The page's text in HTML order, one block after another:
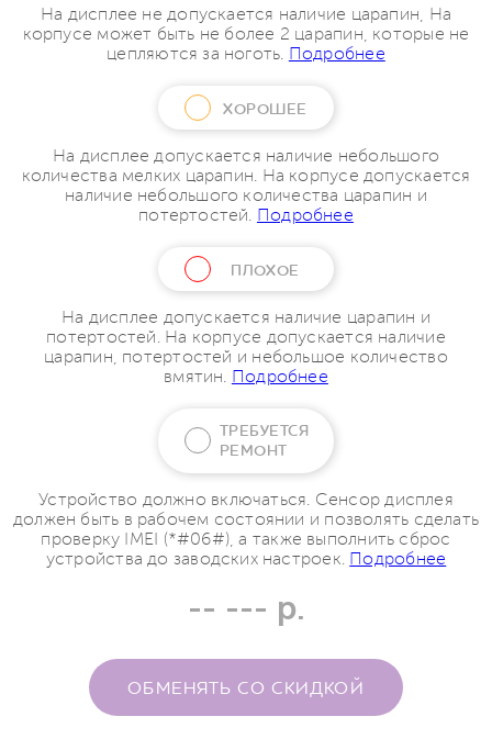
На дисплее не допускается наличие царапин, На
корпусе может быть не более 2 царапин, которые не
цепляются за ноготь. Подробнее
ХОРОШЕЕ
На дисплее допускается наличие небольшого
количества мелких царапин. На корпусе допускается
наличие небольшого количества царапин и
потертостей. Подробнее
ПЛОХОЕ
На дисплее допускается наличие царапин и
потертостей. На корпусе допускается наличие
царапин, потертостей и небольшое количество
вмятин. Подробнее
ТРЕБУЕТСЯ
РЕМОНТ
Устройство должно включаться. Сенсор дисплея
должен быть в рабочем состоянии и позволять сделать
проверку IMEI (*#06#), а также выполнить сброс
устройства до заводских настроек. Подробнее
-- --- р.
ОБМЕНЯТЬ СО СКИДКОЙ